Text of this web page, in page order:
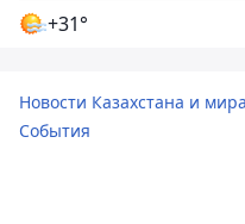
+31°
Новости Казахстана и
События